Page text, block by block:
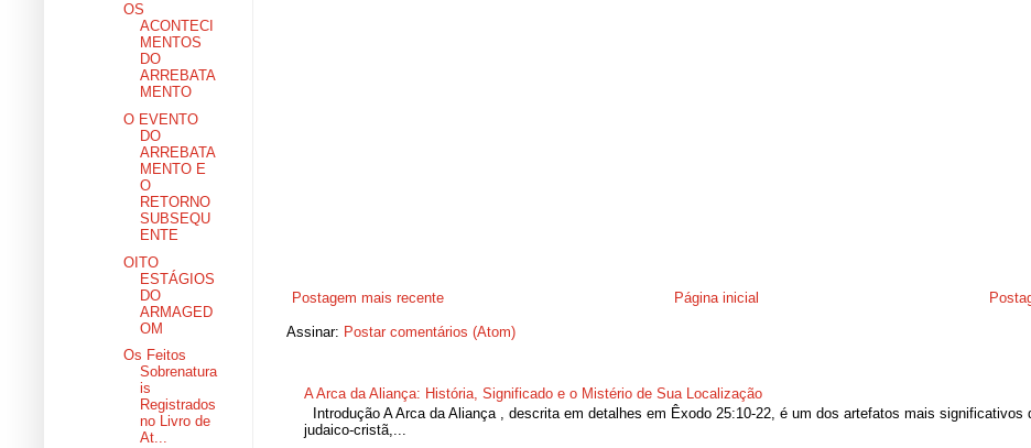
Postagem mais recente Página inicial
Assinar: Postar comentários (Atom)
A Arca da Aliança: História, Significado e o Mistério de Sua Localização
Introdução A Arca da Aliança , descrita em detalhes em Êxodo 25:10-22, é um dos artefatos mais significativos
judaico-cristã,...
OS
ACONTECI
MENTOS
DO
ARREBATA
MENTO
O EVENTO
DO
ARREBATA
MENTO E
O
RETORNO
SUBSEQU
ENTE
OITO
ESTÁGIOS
DO
ARMAGED
OM
Os Feitos
Sobrenatura
is
Registrados
no Livro de
At...